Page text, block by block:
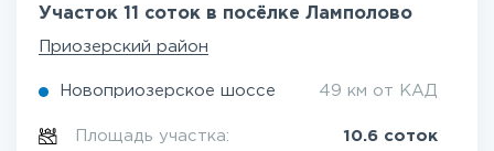
Участок 11 соток в посёлке Ламполово
Приозерский район
Новоприозерское шоссе 49 км от КАД
Площадь участка: 10.6 соток